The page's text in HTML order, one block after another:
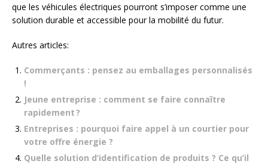
que les véhicules électriques pourront s’imposer comme une
solution durable et accessible pour la mobilité du futur.
Autres articles:
Commerçants : pensez au emballages personnalisés
!
Jeune entreprise : comment se faire connaître
rapidement ?
Entreprises : pourquoi faire appel à un courtier pour
votre offre énergie ?
Quelle solution d’identification de produits ? Ce qu’il